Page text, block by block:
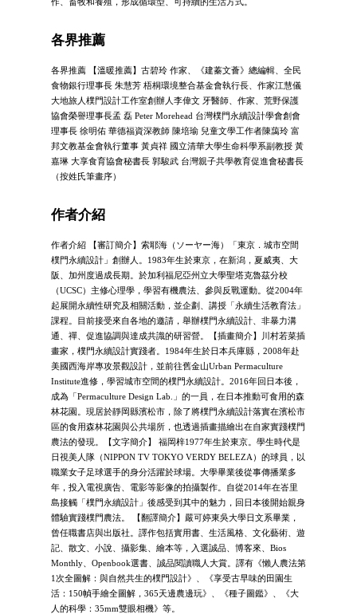
各界推薦
各界推薦 【溫暖推薦】古碧玲 作家、《建蓁文薈》總編輯、全民
食物銀行理事長 朱慧芳 梧桐環境整合基金會執行長、作家江慧儀
大地旅人樸門設計工作室創辦人李偉文 牙醫師、作家、荒野保護
協會榮譽理事長孟 磊 Peter Morehead 台灣樸門永續設計學會創會
理事長 徐明佑 華德福資深教師 陳培瑜 兒童文學工作者陳藹玲 富
邦文教基金會執行董事 黃貞祥 國立清華大學生命科學系副教授 黃
嘉琳 大享食育協會秘書長 郭駿武 台灣親子共學教育促進會秘書長
（按姓氏筆畫序）
作者介紹
作者介紹 【審訂簡介】索耶海（ソーヤー海）「東京．城市空間
樸門永續設計」創辦人。1983年生於東京，在新潟，夏威夷、大
阪、加州度過成長期。於加利福尼亞州立大學聖塔克魯茲分校
（UCSC）主修心理學，學習有機農法、參與反戰運動。從2004年
起展開永續性研究及相關活動，並企劃、講授「永續生活教育法」
課程。目前接受來自各地的邀請，舉辦樸門永續設計、非暴力溝
通、禪、促進協調與達成共識的研習營。【插畫簡介】川村若菜插
畫家，樸門永續設計實踐者。1984年生於日本兵庫縣，2008年赴
美國西海岸專攻景觀設計，並前往舊金山Urban Permaculture
Institute進修，學習城市空間的樸門永續設計。2016年回日本後，
成為「Permaculture Design Lab.」的一員，在日本推動可食用的森
林花園。現居於靜岡縣濱松市，除了將樸門永續設計落實在濱松市
區的食用森林花園與公共場所，也透過插畫描繪出在自家實踐樸門
農法的發現。【文字簡介】 福岡梓1977年生於東京。學生時代是
日視美人隊（NIPPON TV TOKYO VERDY BELEZA）的球員，以
職業女子足球選手的身分活躍於球場。大學畢業後從事傳播業多
年，投入電視廣告、電影等影像的拍攝製作。自從2014年在峇里
島接觸「樸門永續設計」後感受到其中的魅力，回日本後開始親身
體驗實踐樸門農法。 【翻譯簡介】嚴可婷東吳大學日文系畢業，
曾任職書店與出版社。譯作包括實用書、生活風格、文化藝術、遊
記、散文、小說、攝影集、繪本等，入選誠品、博客來、Bios
Monthly、Openbook選書、誠品閱讀職人大賞。譯有《懶人農法第
1次全圖解：與自然共生的樸門設計》、《享受古早味的田園生
活：150幀手繪全圖解，365天邊農邊玩》、《種子圖鑑》、《大
人的科學：35mm雙眼相機》等。